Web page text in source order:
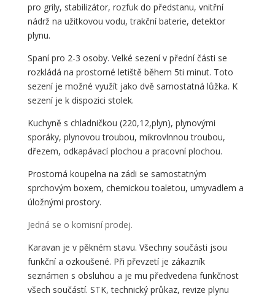
pro grily, stabilizátor, rozfuk do předstanu, vnitřní
nádrž na užitkovou vodu, trakční baterie, detektor
plynu.
Spaní pro 2-3 osoby. Velké sezení v přední části se
rozkládá na prostorné letiště během 5ti minut. Toto
sezení je možné využít jako dvě samostatná lůžka. K
sezení je k dispozici stolek.
Kuchyně s chladničkou (220,12,plyn), plynovými
sporáky, plynovou troubou, mikrovlnnou troubou,
dřezem, odkapávací plochou a pracovní plochou.
Prostorná koupelna na zádi se samostatným
sprchovým boxem, chemickou toaletou, umyvadlem a
úložnými prostory.
Jedná se o komisní prodej.
Karavan je v pěkném stavu. Všechny součásti jsou
funkční a ozkoušené. Při převzetí je zákazník
seznámen s obsluhou a je mu předvedena funkčnost
všech součástí. STK, technický průkaz, revize plynu